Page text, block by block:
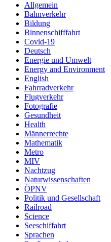
Allgemein
Bahnverkehr
Bildung
Binnenschifffahrt
Covid-19
Deutsch
Energie und Umwelt
Energy and Environment
English
Fahrradverkehr
Flugverkehr
Fotografie
Gesundheit
Health
Männerrechte
Mathematik
Metro
MIV
Nachtzug
Naturwissenschaften
ÖPNV
Politik und Gesellschaft
Railroad
Science
Seeschiffahrt
Sprachen